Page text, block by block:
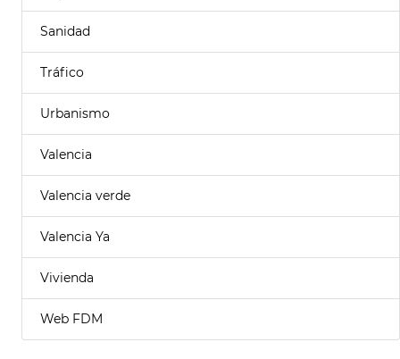
Sanidad
Tráfico
Urbanismo
Valencia
Valencia verde
Valencia Ya
Vivienda
Web FDM